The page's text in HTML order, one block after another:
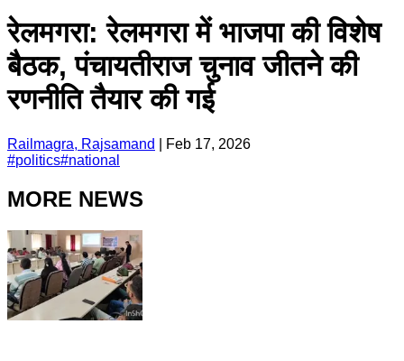
रेलमगरा: रेलमगरा में भाजपा की विशेष
बैठक, पंचायतीराज चुनाव जीतने की
रणनीति तैयार की गई
Railmagra, Rajsamand
Feb 17, 2026
#politics#national
MORE NEWS